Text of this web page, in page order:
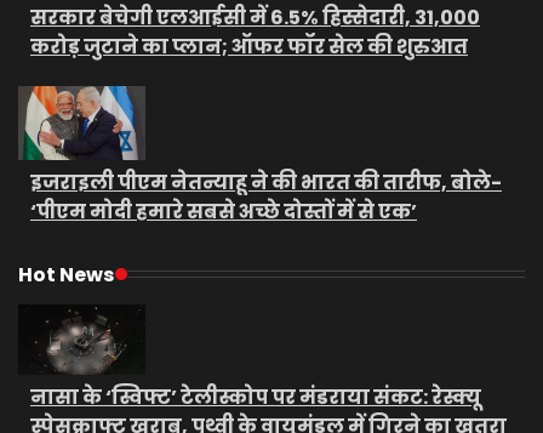
सरकार बेचेगी एलआईसी में 6.5% हिस्सेदारी, 31,000
करोड़ जुटाने का प्लान; ऑफर फॉर सेल की शुरुआत
इजराइली पीएम नेतन्याहू ने की भारत की तारीफ, बोले-
‘पीएम मोदी हमारे सबसे अच्छे दोस्तों में से एक’
Hot News
नासा के ‘स्विफ्ट’ टेलीस्कोप पर मंडराया संकट: रेस्क्यू
स्पेसक्राफ्ट खराब, पृथ्वी के वायुमंडल में गिरने का खतरा